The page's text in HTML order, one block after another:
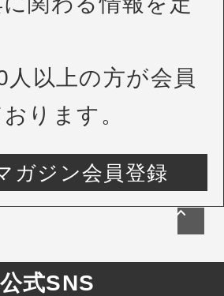
以上の方が会員
ります。
ガジン会員登録
公式SNS